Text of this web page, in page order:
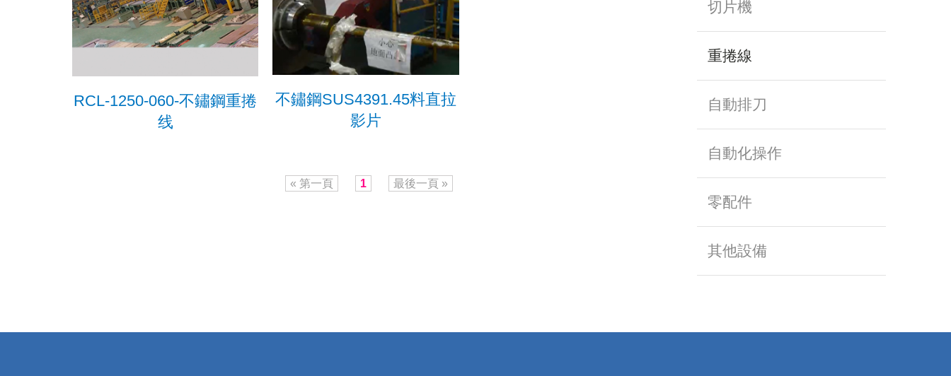
切片機
重捲線
自動排刀
自動化操作
零配件
其他設備
RCL-1250-060-不鏽鋼重捲
线
不鏽鋼SUS4391.45料直拉
影片
« 第一頁 1 最後一頁 »